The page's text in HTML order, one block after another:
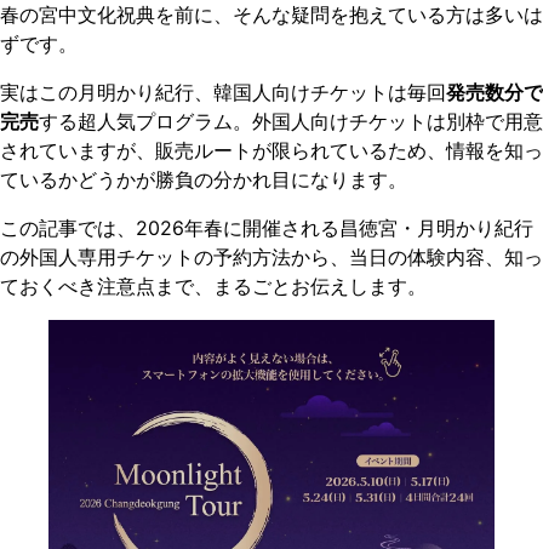
春の宮中文化祝典を前に、そんな疑問を抱えている方は多いは
ずです。
実はこの月明かり紀行、韓国人向けチケットは毎回発売数分で
完売する超人気プログラム。外国人向けチケットは別枠で用意
されていますが、販売ルートが限られているため、情報を知っ
ているかどうかが勝負の分かれ目になります。
この記事では、2026年春に開催される昌徳宮・月明かり紀行
の外国人専用チケットの予約方法から、当日の体験内容、知っ
ておくべき注意点まで、まるごとお伝えします。